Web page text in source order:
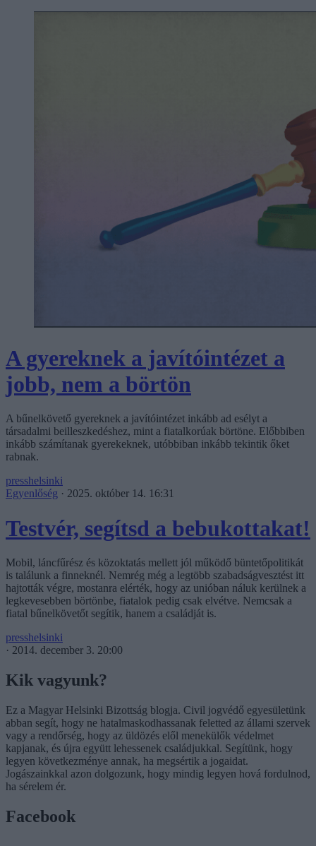
A gyereknek a javítóintézet a
jobb, nem a börtön
A bűnelkövető gyereknek a javítóintézet inkább ad esélyt a
társadalmi beilleszkedéshez, mint a fiatalkorúak börtöne. Előbbiben
inkább számítanak gyerekeknek, utóbbiban inkább tekintik őket
rabnak.
presshelsinki
Egyenlőség · 2025. október 14. 16:31
Testvér, segítsd a bebukottakat!
Mobil, láncfűrész és közoktatás mellett jól működő büntetőpolitikát
is találunk a finneknél. Nemrég még a legtöbb szabadságvesztést itt
hajtották végre, mostanra elérték, hogy az unióban náluk kerülnek a
legkevesebben börtönbe, fiatalok pedig csak elvétve. Nemcsak a
fiatal bűnelkövetőt segítik, hanem a családját is.
presshelsinki
· 2014. december 3. 20:00
Kik vagyunk?
Ez a Magyar Helsinki Bizottság blogja. Civil jogvédő egyesületünk
abban segít, hogy ne hatalmaskodhassanak feletted az állami szervek
vagy a rendőrség, hogy az üldözés elől menekülők védelmet
kapjanak, és újra együtt lehessenek családjukkal. Segítünk, hogy
legyen következménye annak, ha megsértik a jogaidat.
Jogászainkkal azon dolgozunk, hogy mindig legyen hová fordulnod,
ha sérelem ér.
Facebook